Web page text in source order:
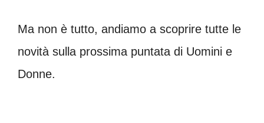
Ma non è tutto, andiamo a scoprire tutte le
novità sulla prossima puntata di Uomini e
Donne.